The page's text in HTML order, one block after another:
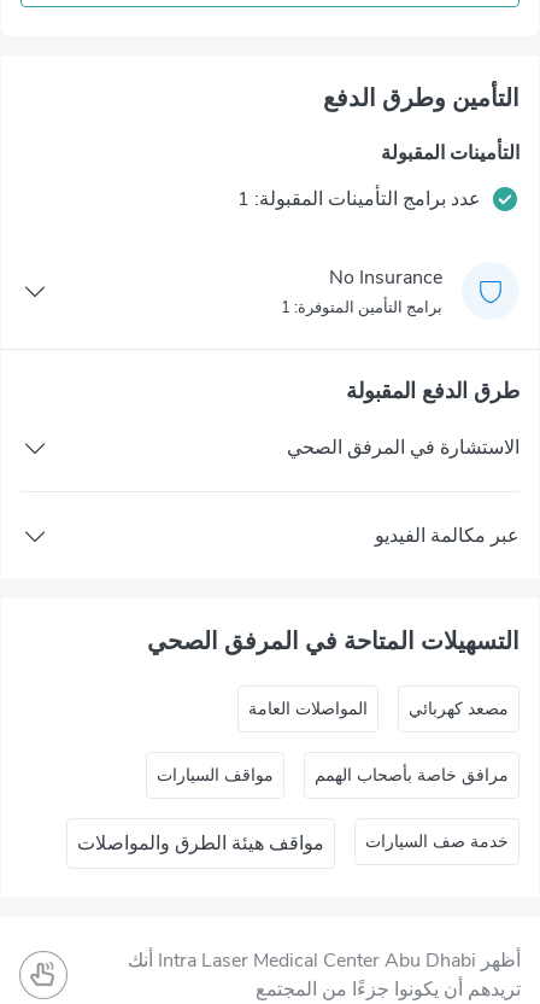
التأمين وطرق الدفع
التأمينات المقبولة
عدد برامج التأمينات المقبولة: 1
No Insurance
برامج التأمين المتوفرة: 1
طرق الدفع المقبولة
الاستشارة في المرفق الصحي
عبر مكالمة الفيديو
التسهيلات المتاحة في المرفق الصحي
ﻣﺼﻌﺪ ﻛﻬﺮﺑﺎﺋﻲ المواصلات العامة
مرافق خاصة بأصحاب الهمم مواقف السيارات
خدمة صف السيارات مواقف هيئة الطرق والمواصلات
أظهر Intra Laser Medical Center Abu Dhabi أنك
تريدهم أن يكونوا جزءًا من المجتمع